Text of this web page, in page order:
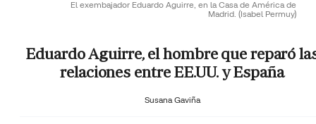
El exembajador Eduardo Aguirre, en la Casa de América de
Madrid. (Isabel Permuy)
Eduardo Aguirre, el hombre que reparó
relaciones entre EE.UU. y España
Susana Gaviña